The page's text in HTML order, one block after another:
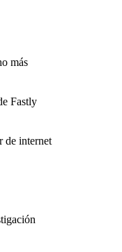
más
Fastly
de internet